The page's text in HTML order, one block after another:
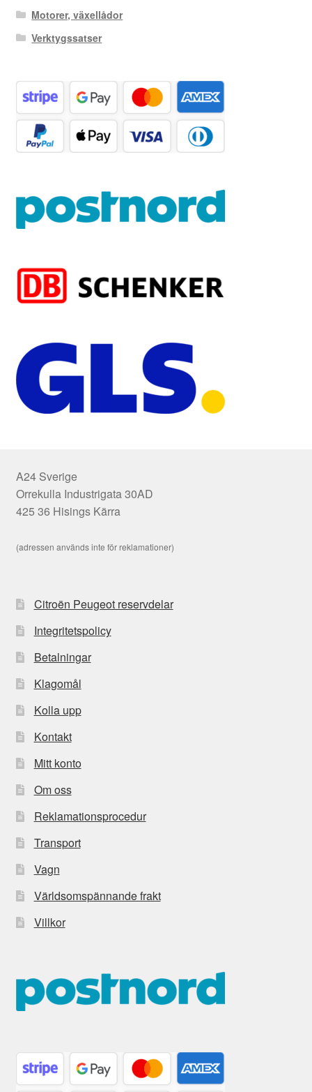
Motorer, växellådor
Verktygssatser
A24 Sverige
Orrekulla Industrigata 30AD
425 36 Hisings Kärra
(adressen används inte för reklamationer)
Citroën Peugeot reservdelar
Integritetspolicy
Betalningar
Klagomål
Kolla upp
Kontakt
Mitt konto
Om oss
Reklamationsprocedur
Transport
Vagn
Världsomspännande frakt
Villkor